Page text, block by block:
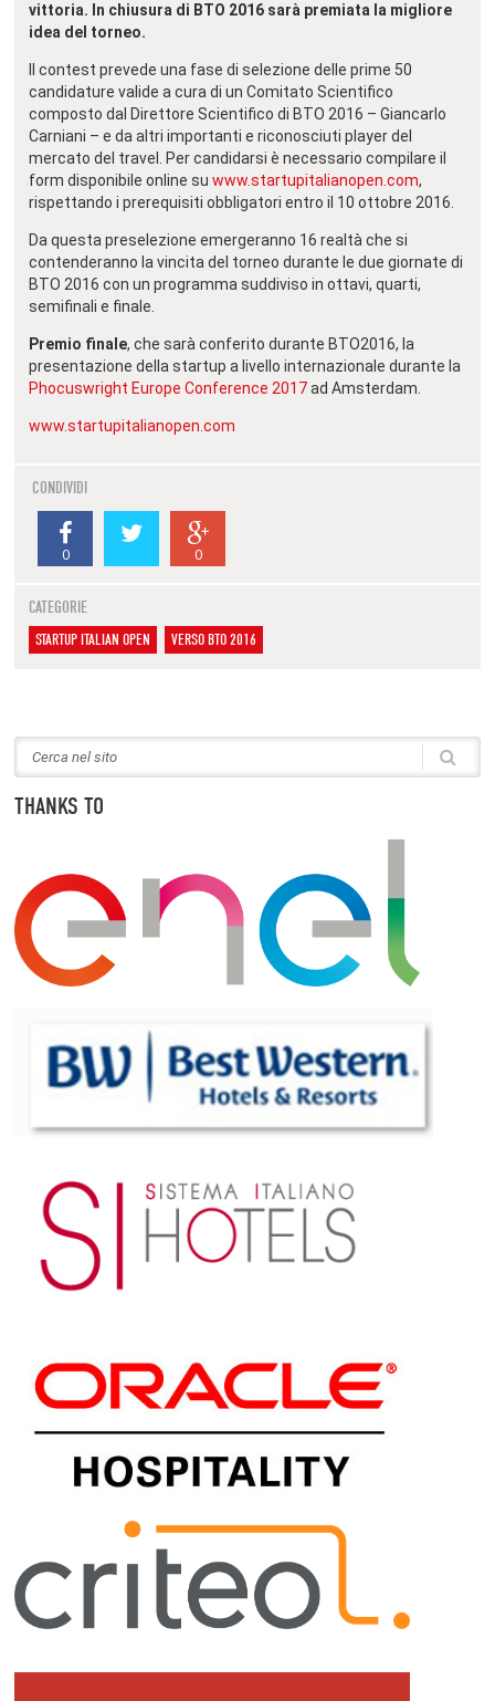
vittoria. In chiusura di BTO 2016 sarà premiata la migliore
idea del torneo.
Il contest prevede una fase di selezione delle prime 50
candidature valide a cura di un Comitato Scientifico
composto dal Direttore Scientifico di BTO 2016 – Giancarlo
Carniani – e da altri importanti e riconosciuti player del
mercato del travel. Per candidarsi è necessario compilare il
form disponibile online suwww.startupitalianopen.com,
rispettando i prerequisiti obbligatori entro il 10 ottobre 2016.
Da questa preselezione emergeranno 16 realtà che si
contenderanno la vincita del torneo durante le due giornate di
BTO 2016 con un programma suddiviso in ottavi, quarti,
semifinali e finale.
Premio finale, che sarà conferito durante BTO2016, la
presentazione della startup a livello internazionale durante la
Phocuswright Europe Conference 2017ad Amsterdam.
www.startupitalianopen.com
CONDIVIDI
0 0
CATEGORIE
STARTUP ITALIAN OPEN VERSO BTO 2016
THANKS TO